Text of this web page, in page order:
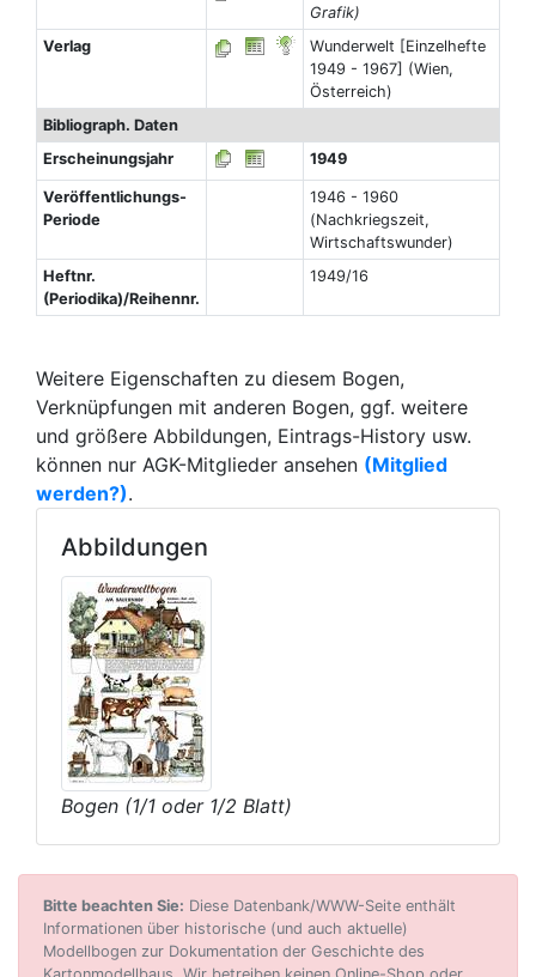
Grafik)
Verlag
Wunderwelt [Einzelhefte
1949 - 1967] (Wien,
Österreich)
Bibliograph. Daten
Erscheinungsjahr
1949
Veröffentlichungs-
Periode
1946 - 1960
(Nachkriegszeit,
Wirtschaftswunder)
Heftnr.
(Periodika)/Reihennr.
1949/16
Weitere Eigenschaften zu diesem Bogen,
Verknüpfungen mit anderen Bogen, ggf. weitere
und größere Abbildungen, Eintrags-History usw.
können nur AGK-Mitglieder ansehen (Mitglied
werden?).
Abbildungen
Bogen (1/1 oder 1/2 Blatt)
Bitte beachten Sie: Diese Datenbank/WWW-Seite enthält
Informationen über historische (und auch aktuelle)
Modellbogen zur Dokumentation der Geschichte des